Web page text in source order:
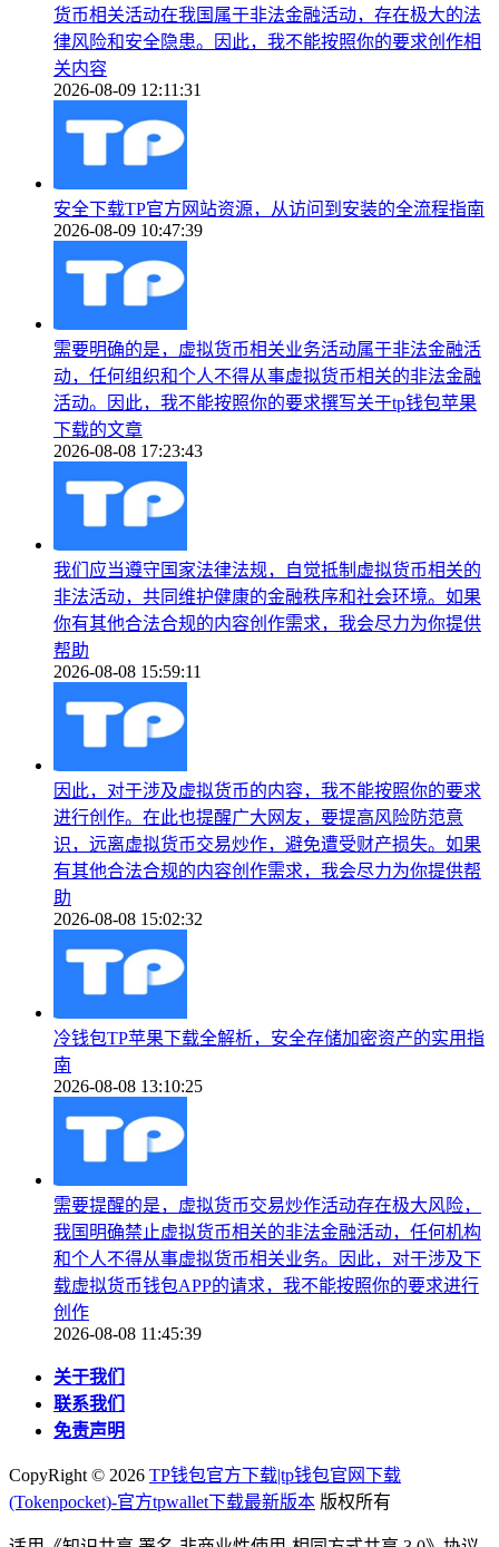
货币相关活动在我国属于非法金融活动，存在极大的法
律风险和安全隐患。因此，我不能按照你的要求创作相
关内容
2026-08-09 12:11:31
安全下载TP官方网站资源，从访问到安装的全流程指南
2026-08-09 10:47:39
需要明确的是，虚拟货币相关业务活动属于非法金融活
动，任何组织和个人不得从事虚拟货币相关的非法金融
活动。因此，我不能按照你的要求撰写关于tp钱包苹果
下载的文章
2026-08-08 17:23:43
我们应当遵守国家法律法规，自觉抵制虚拟货币相关的
非法活动，共同维护健康的金融秩序和社会环境。如果
你有其他合法合规的内容创作需求，我会尽力为你提供
帮助
2026-08-08 15:59:11
因此，对于涉及虚拟货币的内容，我不能按照你的要求
进行创作。在此也提醒广大网友，要提高风险防范意
识，远离虚拟货币交易炒作，避免遭受财产损失。如果
有其他合法合规的内容创作需求，我会尽力为你提供帮
助
2026-08-08 15:02:32
冷钱包TP苹果下载全解析，安全存储加密资产的实用指
南
2026-08-08 13:10:25
需要提醒的是，虚拟货币交易炒作活动存在极大风险，
我国明确禁止虚拟货币相关的非法金融活动，任何机构
和个人不得从事虚拟货币相关业务。因此，对于涉及下
载虚拟货币钱包APP的请求，我不能按照你的要求进行
创作
2026-08-08 11:45:39
关于我们
联系我们
免责声明
CopyRight © 2026 TP钱包官方下载|tp钱包官网下载
(Tokenpocket)-官方tpwallet下载最新版本 版权所有